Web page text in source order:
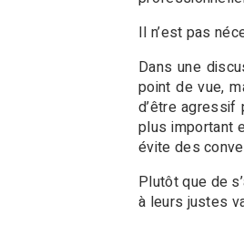
Il n’est pas
Dans une
point de vue,
d’être agressif
plus important
évite des
Plutôt que de
à leurs justes